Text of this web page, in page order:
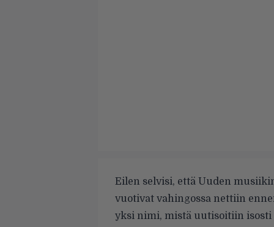
Eilen selvisi, että Uuden
vuotivat vahingossa nettiin
yksi nimi, mistä uutisoitiin isosti